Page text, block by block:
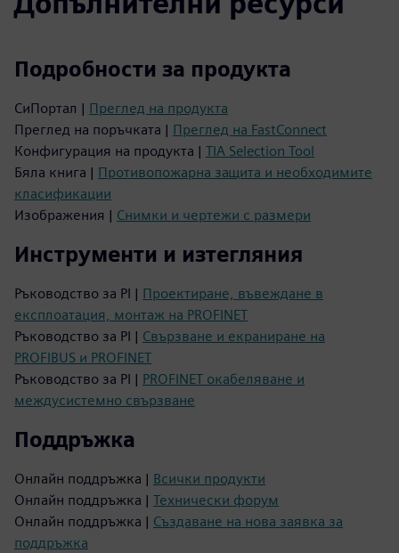
Подробности за продукта
СиПортал | Преглед на продукта
Преглед на поръчката | Преглед на FastConnect
Конфигурация на продукта | TIA Selection Tool
Бяла книга | Противопожарна защита и необходимите
класификации
Изображения | Снимки и чертежи с размери
Инструменти и изтегляния
Ръководство за PI | Проектиране, въвеждане в
експлоатация, монтаж на PROFINET
Ръководство за PI | Свързване и екраниране на
PROFIBUS и PROFINET
Ръководство за PI | PROFINET окабеляване и
междусистемно свързване
Поддръжка
Онлайн поддръжка | Всички продукти
Онлайн поддръжка | Технически форум
Онлайн поддръжка | Създаване на нова заявка за
поддръжка